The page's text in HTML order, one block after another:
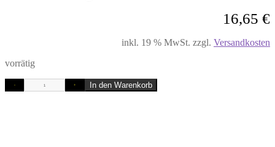
16,65 €
inkl. 19 % MwSt. zzgl. Versandkosten
vorrätig
- + In den Warenkorb